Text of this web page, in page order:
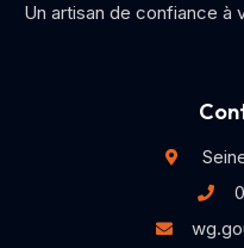
Un artisan de confiance à